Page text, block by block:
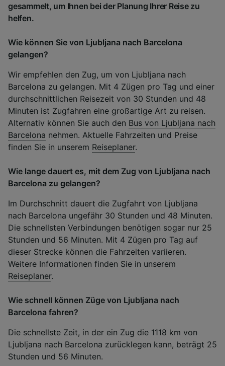
gesammelt, um Ihnen bei der Planung Ihrer Reise zu
helfen.
Wie können Sie von Ljubljana nach Barcelona
gelangen?
Wir empfehlen den Zug, um von Ljubljana nach
Barcelona zu gelangen. Mit 4 Zügen pro Tag und einer
durchschnittlichen Reisezeit von 30 Stunden und 48
Minuten ist Zugfahren eine großartige Art zu reisen.
Alternativ können Sie auch den Bus von Ljubljana nach
Barcelona nehmen. Aktuelle Fahrzeiten und Preise
finden Sie in unserem Reiseplaner.
Wie lange dauert es, mit dem Zug von Ljubljana nach
Barcelona zu gelangen?
Im Durchschnitt dauert die Zugfahrt von Ljubljana
nach Barcelona ungefähr 30 Stunden und 48 Minuten.
Die schnellsten Verbindungen benötigen sogar nur 25
Stunden und 56 Minuten. Mit 4 Zügen pro Tag auf
dieser Strecke können die Fahrzeiten variieren.
Weitere Informationen finden Sie in unserem
Reiseplaner.
Wie schnell können Züge von Ljubljana nach
Barcelona fahren?
Die schnellste Zeit, in der ein Zug die 1118 km von
Ljubljana nach Barcelona zurücklegen kann, beträgt 25
Stunden und 56 Minuten.